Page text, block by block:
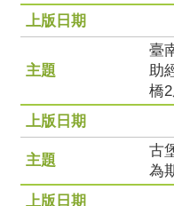
臺
助
橋
古
為